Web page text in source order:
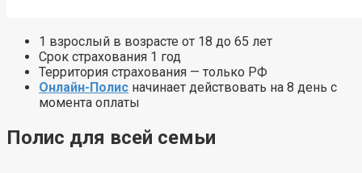
1 взрослый в возрасте от 18 до 65 лет
Срок страхования 1 год
Территория страхования — только РФ
Онлайн-Полис начинает действовать на 8 день с
момента оплаты
Полис для всей семьи